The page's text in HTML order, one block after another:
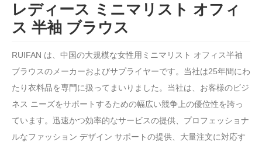
レディース ミニマリスト オフィ
ス 半袖 ブラウス
RUIFAN は、中国の大規模な女性用ミニマリスト オフィス半袖
ブラウスのメーカーおよびサプライヤーです。当社は25年間にわ
たり衣料品を専門に扱ってまいりました。当社は、お客様のビジ
ネス ニーズをサポートするための幅広い競争上の優位性を誇っ
ています。迅速かつ効率的なサービスの提供、プロフェッショナ
ルなファッション デザイン サポートの提供、大量注文に対応す